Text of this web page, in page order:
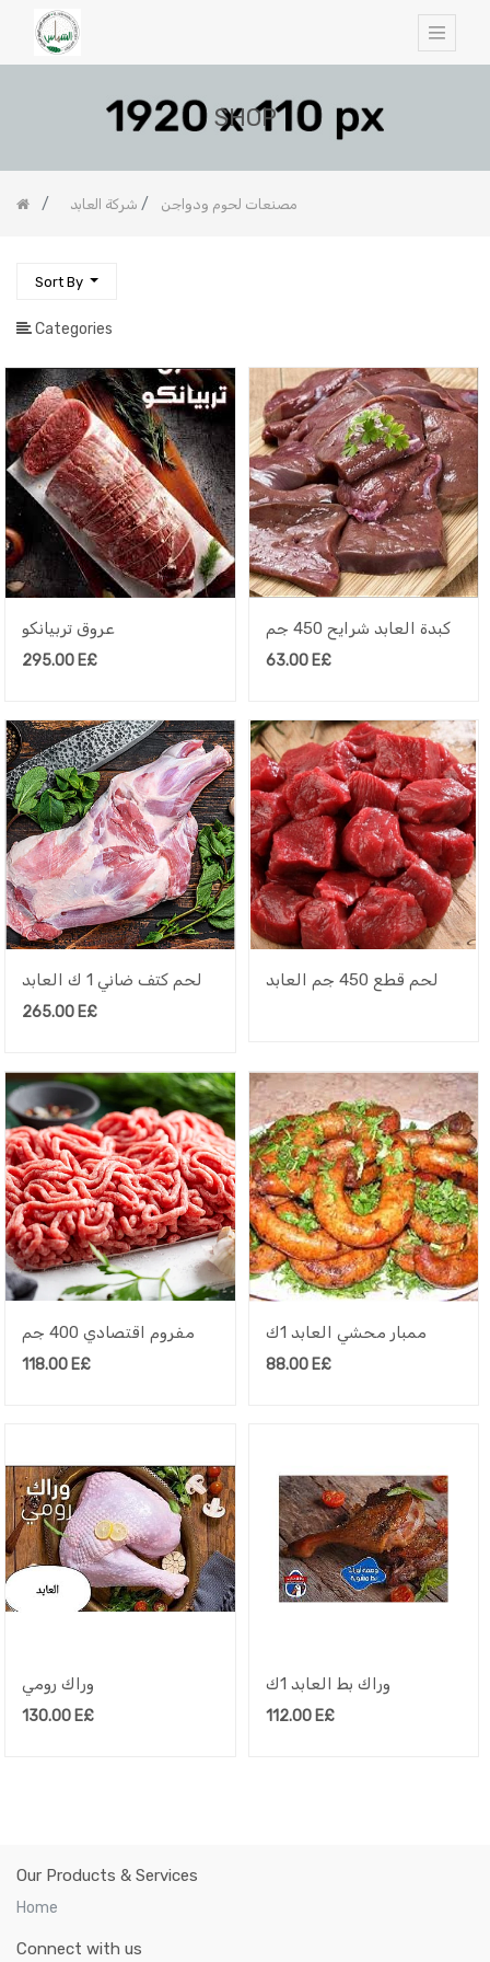
SHOP
مصنعات لحوم ودواجن شركة العابد
Sort By
Categories
عروق تربيانكو
295.00 E£
كبدة العابد شرايح 450 جم
63.00E£
لحم كتف ضاني 1 ك العابد
265.00E£
لحم قطع 450 جم العابد
مفروم اقتصادي 400 جم
118.00 E£
ممبار محشي العابد 1ك
88.00E£
وراك رومي
130.00E£
وراك بط العابد 1ك
112.00E£
Our Products & Services
Home
Connect with us